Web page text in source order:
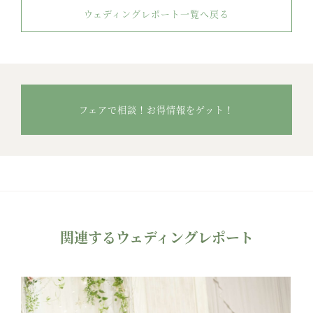
ウェディングレポート一覧へ戻る
フェアで相談！お得情報をゲット！
関連するウェディングレポート